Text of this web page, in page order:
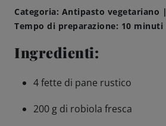
Ricette
Birreria di
Categoria: Antipasto vegetariano
Tempo di preparazione: 10 minuti
Ingredienti:
4 fette di pane rustico
200 g di robiola fresca